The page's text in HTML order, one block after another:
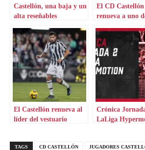
Castellón, una baja y un
alta reseñables
El CD
renueva a uno
El Castellón renueva al
líder del vestuario
Crónica
LaLiga
TAGS CD CASTELLÓN JUGADORES